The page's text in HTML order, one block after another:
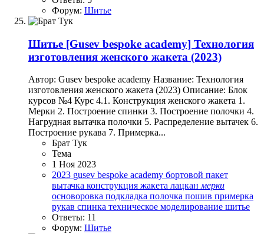
Форум: Шитье
Шитье [Gusev bespoke academy] Технология
изготовления женского жакета (2023)
Автор: Gusev bespoke academy Название: Технология
изготовления женского жакета (2023) Описание: Блок
курсов №4 Курс 4.1. Конструкция женского жакета 1.
Мерки 2. Построение спинки 3. Построение полочки 4.
Нагрудная вытачка полочки 5. Распределение вытачек 6.
Построение рукава 7. Примерка...
Брат Тук
Тема
1 Ноя 2023
2023 gusev bespoke academy бортовой пакет
вытачка конструкция жакета лацкан мерки
основоровка подкладка полочка пошив примерка
рукав спинка техническое моделирование шитье
Ответы: 11
Форум: Шитье